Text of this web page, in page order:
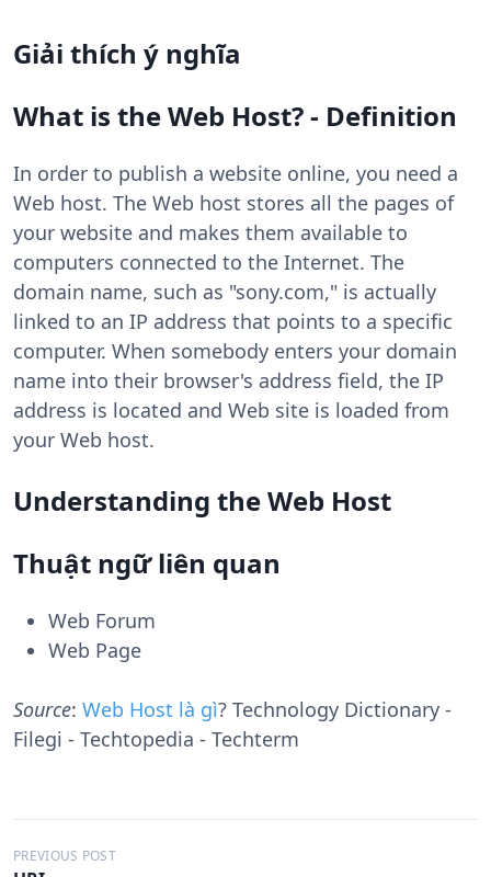
Giải thích ý nghĩa
What is the Web Host? - Definition
In order to publish a website online, you need a
Web host. The Web host stores all the pages of
your website and makes them available to
computers connected to the Internet. The
domain name, such as "sony.com," is actually
linked to an IP address that points to a specific
computer. When somebody enters your domain
name into their browser's address field, the IP
address is located and Web site is loaded from
your Web host.
Understanding the Web Host
Thuật ngữ liên quan
Web Forum
Web Page
Source: Web Host là gì? Technology Dictionary -
Filegi - Techtopedia - Techterm
Đ
PREVIOUS POST